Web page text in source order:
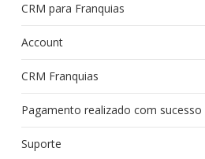
CRM para Franquias
Account
CRM Franquias
Pagamento realizado com sucesso
Suporte